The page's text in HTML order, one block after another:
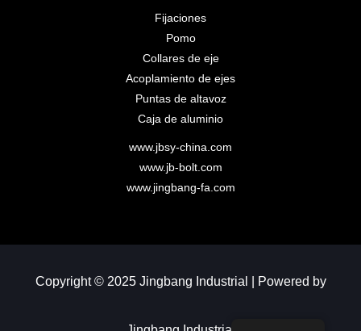
Fijaciones
Pomo
Collares de eje
Acoplamiento de ejes
Puntas de altavoz
Caja de aluminio
www.jbsy-china.com
www.jb-bolt.com
www.jingbang-fa.com
Copyright © 2025 Jingbang Industrial | Powered by